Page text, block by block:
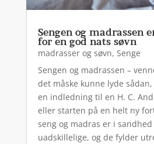
Sengen og madrassen
for en god nats søvn
madrasser og søvn, Senge
Sengen og madrassen –
det måske kunne lyde
en indledning til en H. C.
eller starten på en helt ny
seng og madras er i
uadskillelige, og de fylder